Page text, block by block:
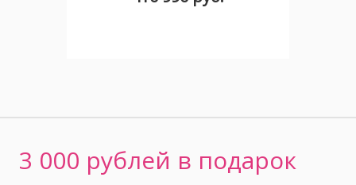
3 000 рублей в подарок